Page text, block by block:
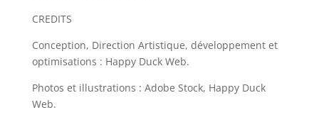
CREDITS
Conception, Direction Artistique, développement et
optimisations : Happy Duck Web.
Photos et illustrations : Adobe Stock, Happy Duck
Web.